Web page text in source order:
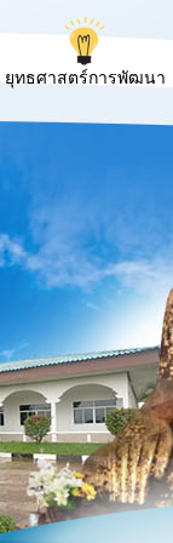
ยุทธศาสตร์การพัฒนา